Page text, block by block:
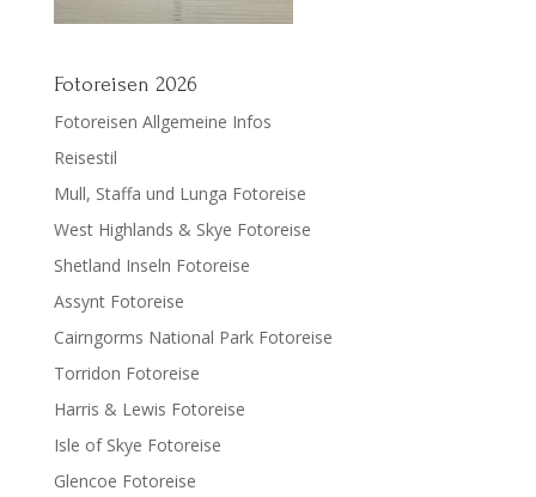
Fotoreisen 2026
Fotoreisen Allgemeine Infos
Reisestil
Mull, Staffa und Lunga Fotoreise
West Highlands & Skye Fotoreise
Shetland Inseln Fotoreise
Assynt Fotoreise
Cairngorms National Park Fotoreise
Torridon Fotoreise
Harris & Lewis Fotoreise
Isle of Skye Fotoreise
Glencoe Fotoreise